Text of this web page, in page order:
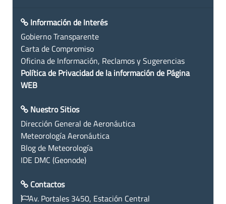
Información de Interés
Gobierno Transparente
Carta de Compromiso
Oficina de Información, Reclamos y Sugerencias
Política de Privacidad de la información de Página
WEB
Nuestro Sitios
Dirección General de Aeronáutica
Meteorología Aeronáutica
Blog de Meteorología
IDE DMC (Geonode)
Contactos
Av. Portales 3450, Estación Central